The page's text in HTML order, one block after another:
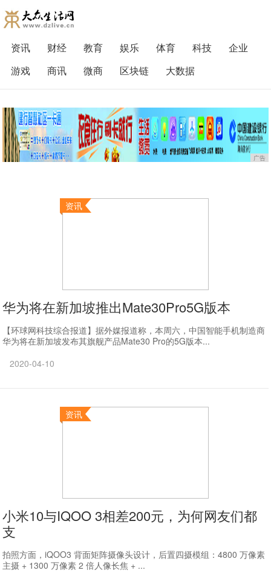
资讯 财经 教育 娱乐 体育 科技
企业
游戏
商讯 微商 区块链 大数据
广告
资讯
华为将在新加坡推出Mate30Pro5G版本
【环球网科技综合报道】据外媒报道称，本周六，中国智能手机制造商
华为将在新加坡发布其旗舰产品Mate30 Pro的5G版本...
2020-04-10
资讯
小米10与IQOO 3相差200元，为何网友们都
支
拍照方面，iQOO3 背面矩阵摄像头设计，后置四摄模组：4800 万像素
主摄 + 1300 万像素 2 倍人像长焦 + ...